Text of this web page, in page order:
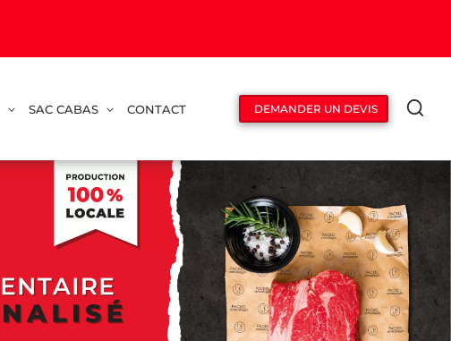
SAC CABAS CONTACT DEMANDER UN DEVIS